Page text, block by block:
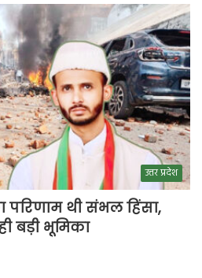
उत्तर प्रदेश
परिणाम थी संभल हिंसा,
बड़ी भूमिका